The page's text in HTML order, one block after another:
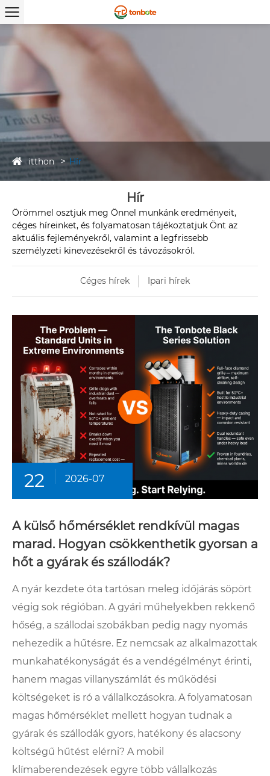
itthon Hír
Hír
Örömmel osztjuk meg Önnel munkánk eredményeit,
céges híreinket, és folyamatosan tájékoztatjuk Önt az
aktuális fejleményekről, valamint a legfrissebb
személyzeti kinevezésekről és távozásokról.
Céges hírek Ipari hírek
22 2026-07
A külső hőmérséklet rendkívül magas
marad. Hogyan csökkenthetik gyorsan a
hőt a gyárak és szállodák?
A nyár kezdete óta tartósan meleg időjárás söpört
végig sok régióban. A gyári műhelyekben rekkenő
hőség, a szállodai szobákban pedig nagy nyomás
nehezedik a hűtésre. Ez nemcsak az alkalmazottak
munkahatékonyságát és a vendégélményt érinti,
hanem magas villanyszámlát és működési
költségeket is ró a vállalkozásokra. A folyamatosan
magas hőmérséklet mellett hogyan tudnak a
gyárak és szállodák gyors, hatékony és alacsony
költségű hűtést elérni? A mobil
klímaberendezések egyre több vállalkozás